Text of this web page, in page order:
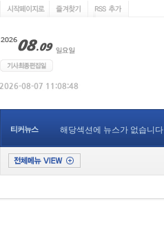
티커뉴스 해당섹션에 뉴스가 없습니다